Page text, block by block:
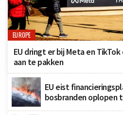
EUROPE
EU dringt er bij Meta en
aan te pakken
EU eist
bosbranden oplopen